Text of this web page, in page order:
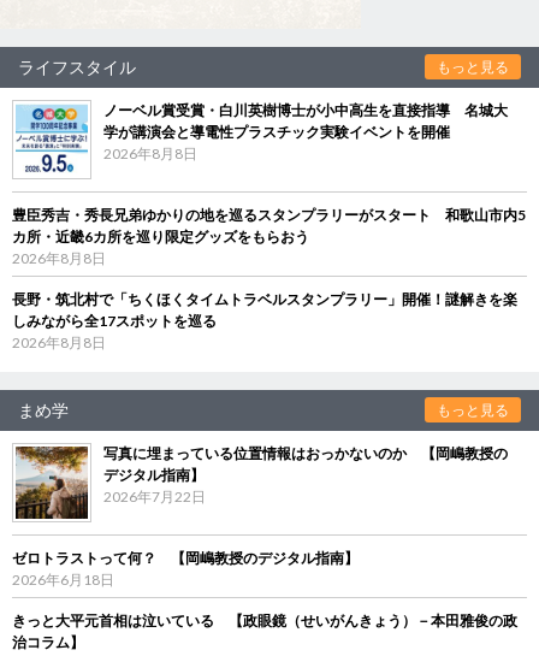
ライフスタイル もっと見る
ノーベル賞受賞・白川英樹博士が小中高生を直接指導 名城大
学が講演会と導電性プラスチック実験イベントを開催
2026年8月8日
豊臣秀吉・秀長兄弟ゆかりの地を巡るスタンプラリーがスタート 和歌山市内5
カ所・近畿6カ所を巡り限定グッズをもらおう
2026年8月8日
長野・筑北村で「ちくほくタイムトラベルスタンプラリー」開催！謎解きを楽
しみながら全17スポットを巡る
2026年8月8日
まめ学 もっと見る
写真に埋まっている位置情報はおっかないのか 【岡嶋教授の
デジタル指南】
2026年7月22日
ゼロトラストって何？ 【岡嶋教授のデジタル指南】
2026年6月18日
きっと大平元首相は泣いている 【政眼鏡（せいがんきょう）－本田雅俊の政
治コラム】